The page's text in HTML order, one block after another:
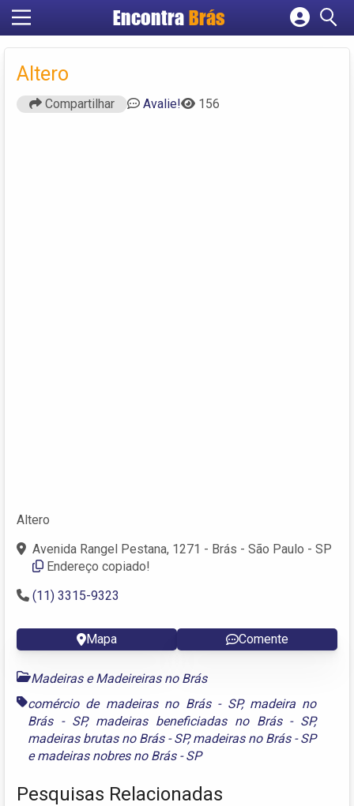
Encontra Brás
Cadastrar empresa
Altero
Compartilhar Avalie! 156
Altero
Avenida Rangel Pestana, 1271 - Brás - São Paulo - SP
Endereço copiado!
(11) 3315-9323
Mapa Comente
Madeiras e Madeireiras no Brás
comércio de madeiras no Brás - SP, madeira no
Brás - SP, madeiras beneficiadas no Brás - SP,
madeiras brutas no Brás - SP,madeiras no Brás - SP
emadeiras nobres no Brás - SP
Pesquisas Relacionadas